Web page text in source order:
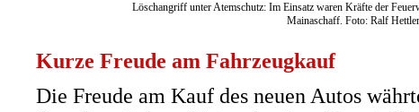
Löschangriff unter Atemschutz: Im Einsatz waren Kräfte der
Mainaschaff. Foto: Ralf Hettler
Kurze Freude am Fahrzeugkauf
Die Freude am Kauf des neuen Autos